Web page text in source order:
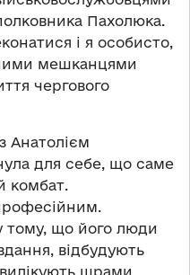
Пахолюка.
і я особисто,
мешканцями
чергового
Анатолієм
для себе, що саме
комбат.
тому, що його люди
відбудують
шрами